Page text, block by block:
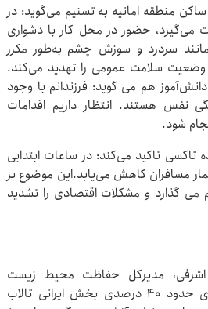
منطقه امانیه به تسنیم می‌گوید: در
می‌گیرد، حضور در محل کار با دشواری
سردرد و سوزش چشم به‌طور مکرر
وضعیت سلامت عمومی را تهدید می‌کند.
عبدالحسین موسوی، ولی ۲ دانش‌آموز هم می گوید: فرزندانم با وجود
نفس هستند. انتظار داریم اقدامات
شود.
تاکسی تاکید می‌کند: در ساعات ابتدایی
مسافران کاهش می‌یابد.این موضوع بر
می گذارد و مشکلات اقتصادی را تشدید
اشرفی، مدیرکل حفاظت محیط زیست
خوزستان، با اشاره به آبگیری حدود ۴۰ درصدی بخش ایرانی تالاب